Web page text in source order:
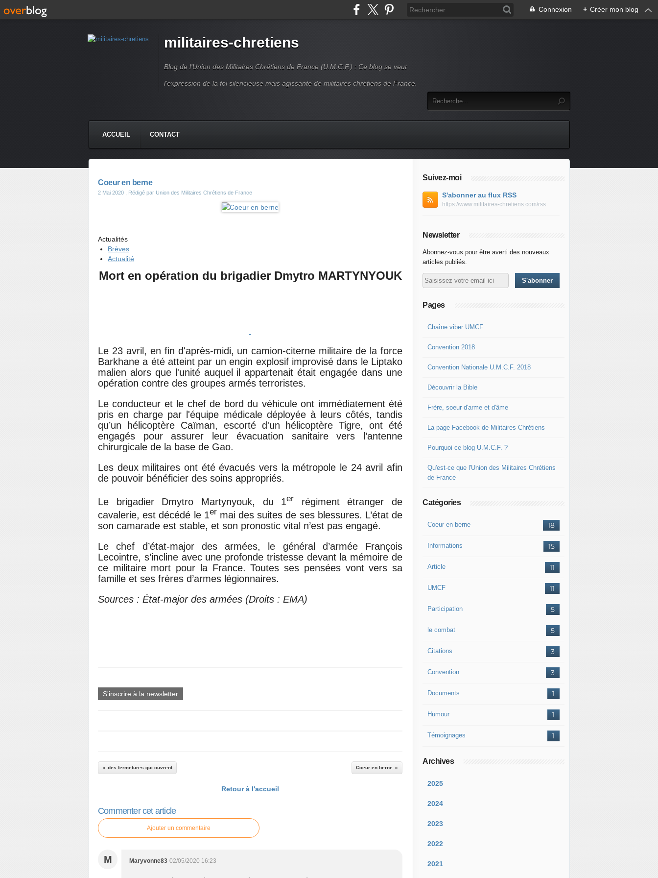
Connexion + Créer mon blog
militaires-chretiens
Blog de l'Union des Militaires Chrétiens de France (U.M.C.F.) : Ce blog se veut
l'expression de la foi silencieuse mais agissante de militaires chrétiens de France.
ACCUEIL CONTACT
Coeur en berne
2 Mai 2020 , Rédigé par Union des Militaires Chrétiens de France
Actualités
Brèves
Actualité
Mort en opération du brigadier Dmytro MARTYNYOUK
Le 23 avril, en fin d'après-midi, un camion-citerne militaire de la force
Barkhane a été atteint par un engin explosif improvisé dans le Liptako
malien alors que l'unité auquel il appartenait était engagée dans une
opération contre des groupes armés terroristes.
Le conducteur et le chef de bord du véhicule ont immédiatement été
pris en charge par l'équipe médicale déployée à leurs côtés, tandis
qu’un hélicoptère Caïman, escorté d'un hélicoptère Tigre, ont été
engagés pour assurer leur évacuation sanitaire vers l’antenne
chirurgicale de la base de Gao.
Les deux militaires ont été évacués vers la métropole le 24 avril afin
de pouvoir bénéficier des soins appropriés.
Le brigadier Dmytro Martynyouk, du 1er régiment étranger de
cavalerie, est décédé le 1er mai des suites de ses blessures. L’état de
son camarade est stable, et son pronostic vital n’est pas engagé.
Le chef d’état-major des armées, le général d’armée François
Lecointre, s’incline avec une profonde tristesse devant la mémoire de
ce militaire mort pour la France. Toutes ses pensées vont vers sa
famille et ses frères d’armes légionnaires.
Sources : État-major des armées (Droits : EMA)
S'inscrire à la newsletter
des fermetures qui ouvrent Coeur en berne
Retour à l'accueil
Commenter cet article
Ajouter un commentaire
M Maryvonne83 02/05/2020 16:23
Suivez-moi
S'abonner au flux RSS
https://www.militaires-chretiens.com/rss
Newsletter
Abonnez-vous pour être averti des nouveaux
articles publiés.
Pages
Chaîne viber UMCF
Convention 2018
Convention Nationale U.M.C.F. 2018
Découvrir la Bible
Frère, soeur d'arme et d'âme
La page Facebook de Militaires Chrétiens
Pourquoi ce blog U.M.C.F. ?
Qu'est-ce que l'Union des Militaires Chrétiens
de France
Catégories
18
Coeur en berne
15
Informations
11
Article
11
UMCF
5
Participation
5
le combat
3
Citations
3
Convention
1
Documents
1
Humour
1
Témoignages
Archives
2025
2024
2023
2022
2021